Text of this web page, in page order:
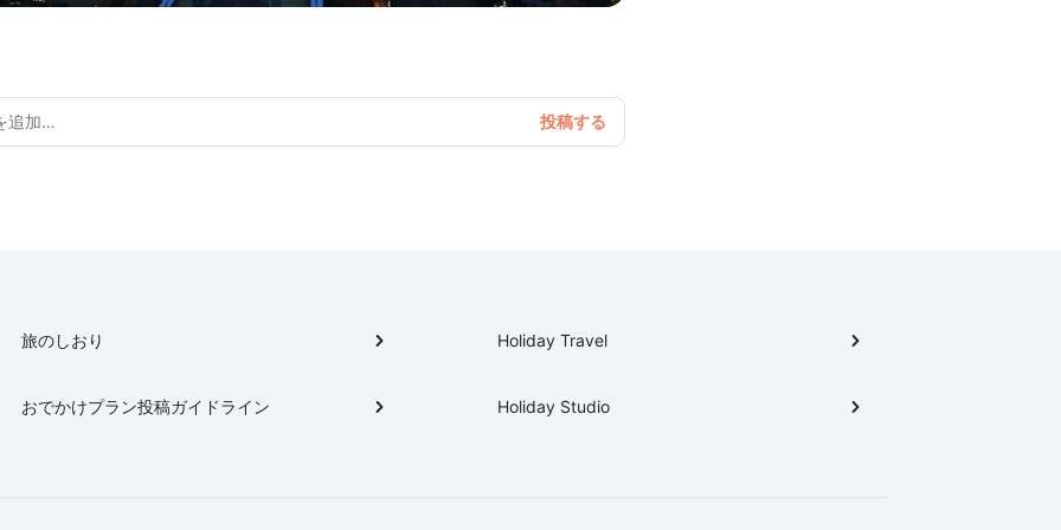
旅のしおり
おでかけプラン投稿ガイドライン
Holiday Travel
Holiday Studio